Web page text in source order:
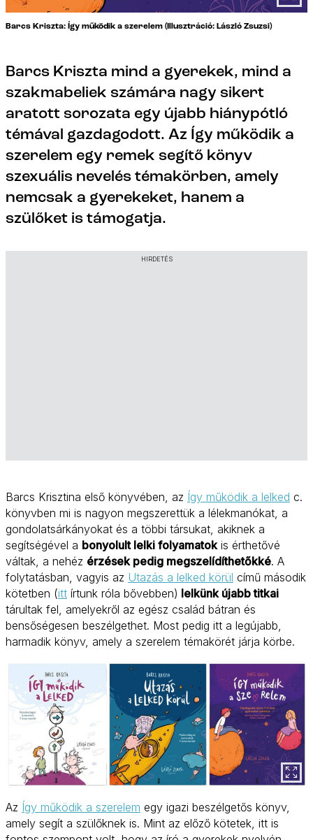
Barcs Kriszta: Így működik a szerelem (Illusztráció: László Zsuzsi)
Barcs Kriszta mind a gyerekek, mind a
szakmabeliek számára nagy sikert
aratott sorozata egy újabb hiánypótló
témával gazdagodott. Az Így működik a
szerelem egy remek segítő könyv
szexuális nevelés témakörben, amely
nemcsak a gyerekeket, hanem a
szülőket is támogatja.
HIRDETÉS
Barcs Krisztina első könyvében, az Így működik a lelked c.
könyvben mi is nagyon megszerettük a lélekmanókat, a
gondolatsárkányokat és a többi társukat, akiknek a
segítségével a bonyolult lelki folyamatokis érthetővé
váltak, a nehéz érzések pedig megszelídíthetőkké. A
folytatásban, vagyis az Utazás a lelked körül című második
kötetben (itt írtunk róla bővebben) lelkünk újabb titkai
tárultak fel, amelyekről az egész család bátran és
bensőségesen beszélgethet. Most pedig itt a legújabb,
harmadik könyv, amely a szerelem témakörét járja körbe.
Az Így működik a szerelem egy igazi beszélgetős könyv,
amely segít a szülőknek is. Mint az előző kötetek, itt is